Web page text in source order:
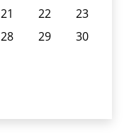
21 22
23
28 29
30